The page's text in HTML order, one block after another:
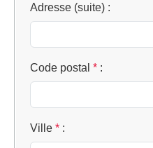
Adresse (suite) :
Code postal * :
Ville * :